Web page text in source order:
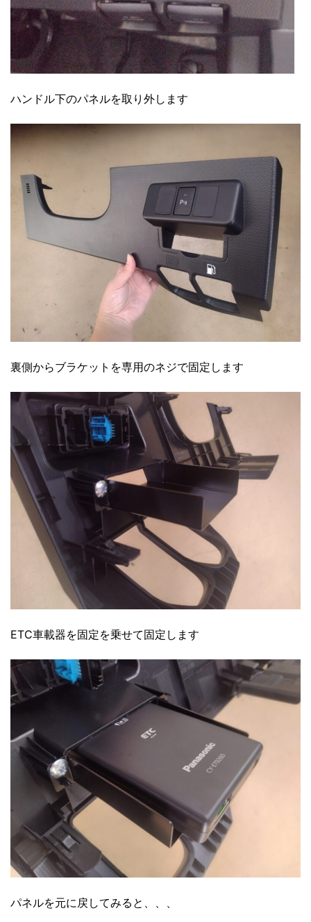
ハンドル下のパネルを取り外します
裏側からブラケットを専用のネジで固定します
ETC車載器を固定を乗せて固定します
パネルを元に戻してみると、、、